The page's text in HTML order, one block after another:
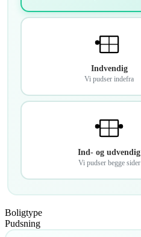
Indvendig
Vi pudser indefra
Ind- og udvendig
Vi pudser begge sider
Boligtype
Pudsning